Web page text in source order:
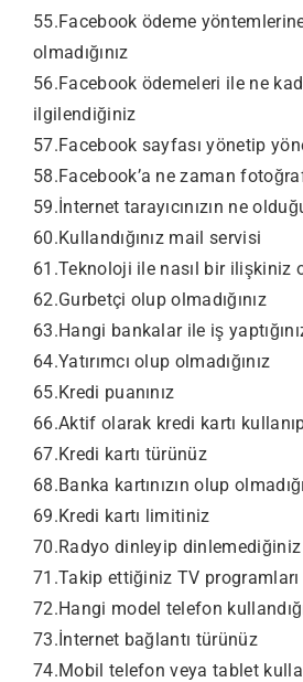
55.Facebook ödeme
olmadığınız
56.Facebook ödemeleri ile ne
ilgilendiğiniz
57.Facebook sayfası yönetip
58.Facebook’a ne zaman
59.İnternet tarayıcınızın ne
60.Kullandığınız mail servisi
61.Teknoloji ile nasıl bir ilişkiniz
62.Gurbetçi olup olmadığınız
63.Hangi bankalar ile iş
64.Yatırımcı olup olmadığınız
65.Kredi puanınız
66.Aktif olarak kredi kartı
67.Kredi kartı türünüz
68.Banka kartınızın olup olmadığı
69.Kredi kartı limitiniz
70.Radyo dinleyip dinlemediğiniz
71.Takip ettiğiniz TV
72.Hangi model telefon
73.İnternet bağlantı türünüz
74.Mobil telefon veya tablet